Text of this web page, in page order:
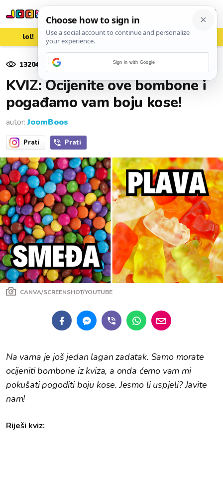
lol! aww vrh! woot?!
13204 pregleda
KVIZ: Ocijenite ove bombone i
pogađamo vam boju kose!
autor:JoomBoos
Prati Prati
CANVA/SCREENSHOT/YOUTUBE
Na vama je još jedan lagan zadatak. Samo morate
ocijeniti bombone iz kviza, a onda ćemo vam mi
pokušati pogoditi boju kose. Jesmo li uspjeli? Javite
nam!
Riješi kviz:
Sign in with Google